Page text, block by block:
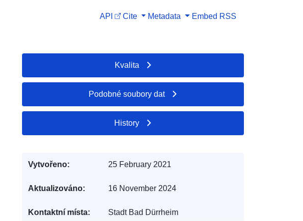
API Cite Metadata Embed RSS
Kvalita
Podobné soubory dat
History
Vytvořeno: 25 February 2021
Aktualizováno: 16 November 2024
Kontaktní místa:
Stadt Bad Dürrheim